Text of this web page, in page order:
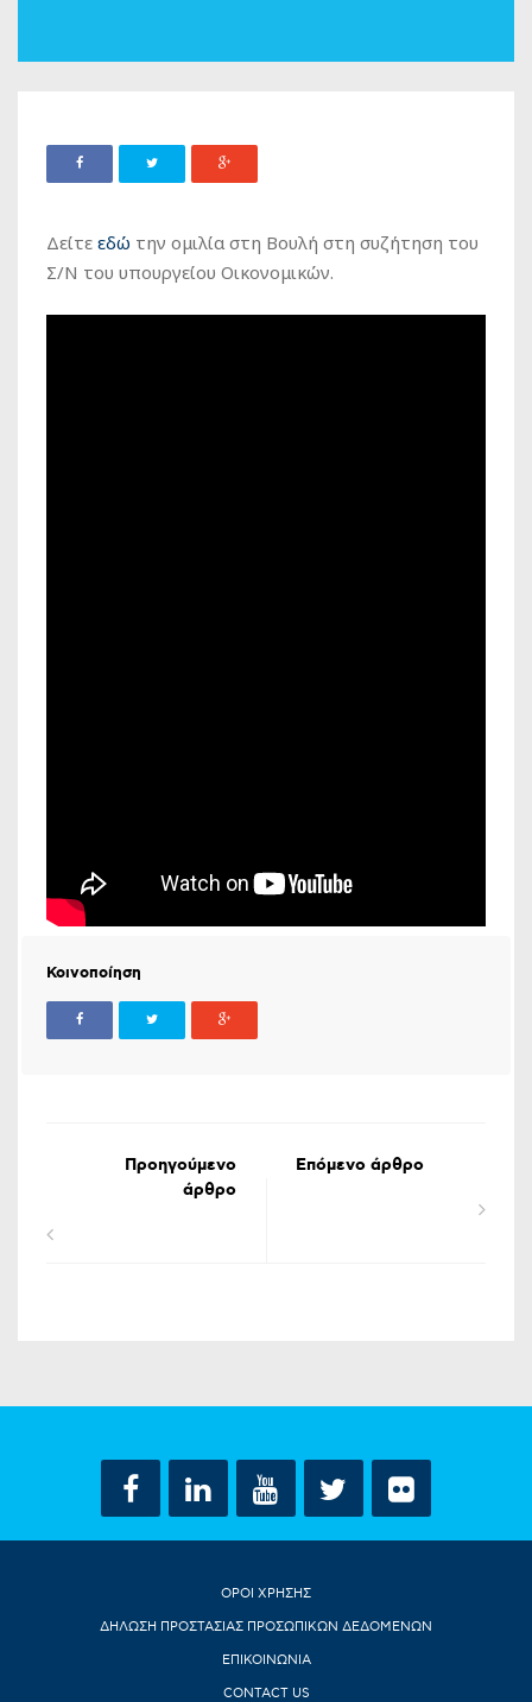
Δείτε εδώ την ομιλία στη Βουλή στη συζήτηση του
Σ/Ν του υπουργείου Οικονομικών.
Κοινοποίηση
Προηγούμενο
άρθρο
Επόμενο άρθρο
ΟΡΟΙ ΧΡΗΣΗΣ
ΔΗΛΩΣΗ ΠΡΟΣΤΑΣΙΑΣ ΠΡΟΣΩΠΙΚΩΝ ΔΕΔΟΜΕΝΩΝ
ΕΠΙΚΟΙΝΩΝΙΑ
CONTACT US